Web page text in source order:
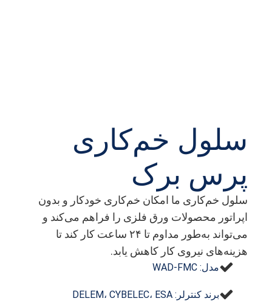
سلول خم‌کاری
پرس برک
سلول خم‌کاری ما امکان خم‌کاری خودکار و بدون
اپراتور محصولات ورق فلزی را فراهم می‌کند و
می‌تواند به‌طور مداوم تا ۲۴ ساعت کار کند تا
هزینه‌های نیروی کار کاهش یابد.
مدل: WAD-FMC
برند کنترلر: DELEM، CYBELEC، ESA